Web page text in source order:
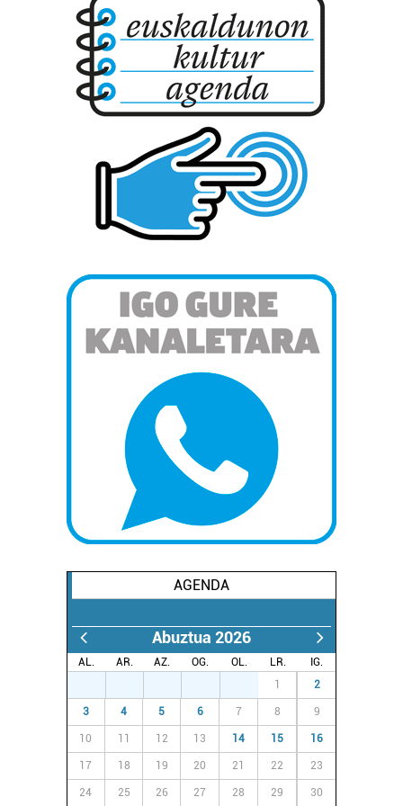
Lortu zure datu pertsonalak prozesatzeko moduari
buruzko informazio gehiago eta ezarri zure lehentasunak
datuen atalean. Edozein unetan alda edo ken dezakezu
zure baimena Cookieen adierazpenean.
Webgune honek cookie propioak eta hirugarrenen cookie-
fitxategiak erabiltzen ditu. Zure esperientzia eta
zerbitzuak hobetzeko asmoz, cookie teknologiaz
baliatzen gara. Ohar hau onartuz gero, teknologia hori
erabiltzeko baimen esplizitua ematen diguzu.
AGENDA
Abuztua 2026
AL. AR. AZ. OG. OL. LR.
IG.
1 2
3 4 5 6 7 8 9
10 11 12 13 14 15 16
17 18 19 20 21 22 23
24 25 26 27 28 29 30